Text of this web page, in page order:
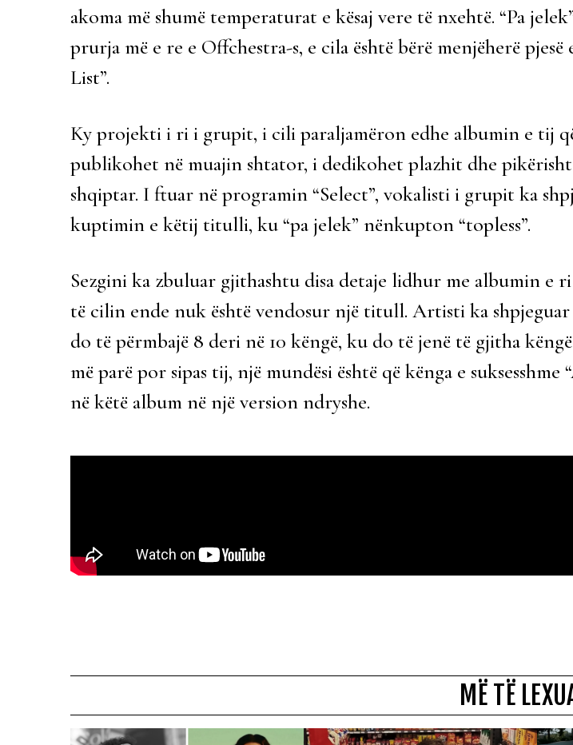
akoma më shumë temperaturat e kësaj vere të nxehtë. “Pa
prurja më e re e Offchestra-s, e cila është bërë menjëherë pjesë
List”.
Ky projekti i ri i grupit, i cili paraljamëron edhe albumin e tij
publikohet në muajin shtator, i dedikohet plazhit dhe
shqiptar. I ftuar në programin “Select”, vokalisti i grupit ka
kuptimin e këtij titulli, ku “pa jelek” nënkupton “topless”.
Sezgini ka zbuluar gjithashtu disa detaje lidhur me albumin e
të cilin ende nuk është vendosur një titull. Artisti ka shpjeguar
do të përmbajë 8 deri në 10 këngë, ku do të jenë të gjitha
më parë por sipas tij, një mundësi është që kënga e suksesshme
në këtë album në një version ndryshe.
MË TË